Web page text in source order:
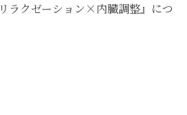
ラクゼーション×内臓調整』につ